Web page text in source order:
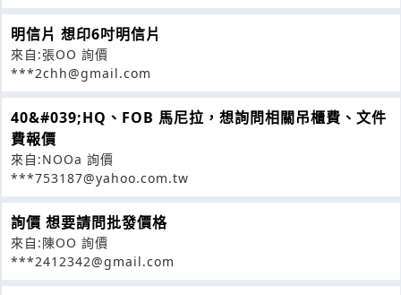
明信片 想印6吋明信片
來自:張OO 詢價
***2chh@gmail.com
40&#039;HQ、FOB 馬尼拉，想詢問相關吊櫃費、文件
費報價
來自:NOOa 詢價
***753187@yahoo.com.tw
詢價 想要請問批發價格
來自:陳OO 詢價
***2412342@gmail.com